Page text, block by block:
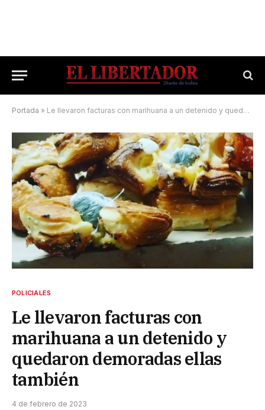
Portada » Le llevaron facturas con marihuana a un detenido y quedaron demoradas ellas también
POLICIALES
Le llevaron facturas con
marihuana a un detenido y
quedaron demoradas ellas
también
4 de febrero de 2023